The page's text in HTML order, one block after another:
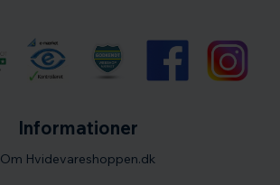
Informationer
Om Hvidevareshoppen.dk